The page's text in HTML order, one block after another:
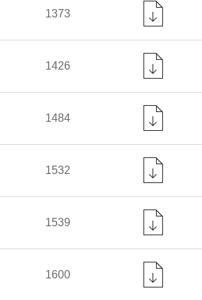
1373
1426
1484
1532
1539
1600